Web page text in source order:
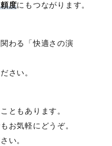
度にもつながります。
わる「快適さの演
さい。
ともあります。
お気軽にどうぞ。
い。